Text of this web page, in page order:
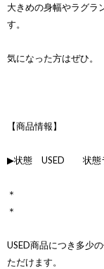
大きめの身幅やラグラ
す。
気になった方はぜひ。
【商品情報】
▶状態 USED 状態
＊
＊
USED商品につき多少
ただけます。